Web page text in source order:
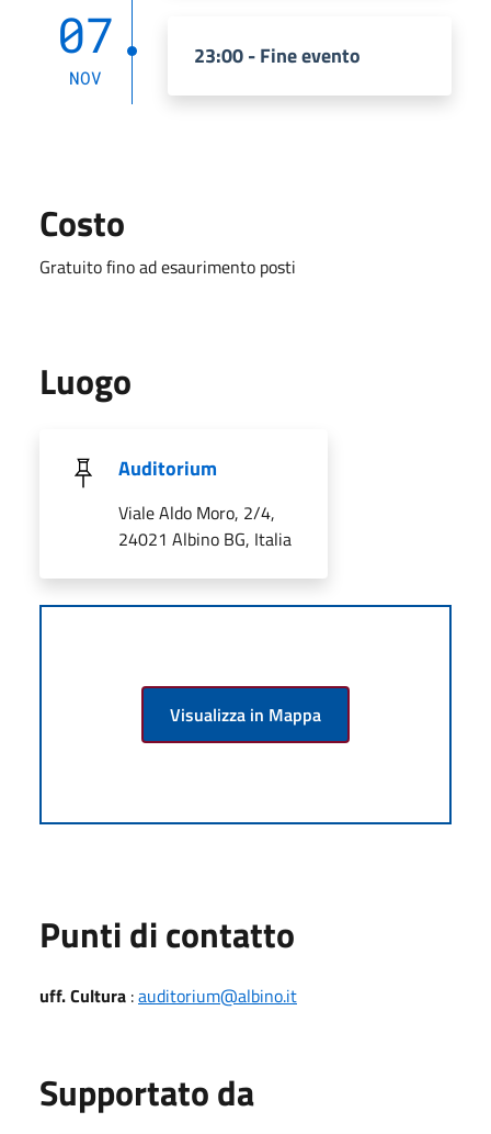
07
NOV
23:00 - Fine evento
Costo
Gratuito fino ad esaurimento posti
Luogo
Auditorium
Viale Aldo Moro, 2/4,
24021 Albino BG, Italia
Visualizza in Mappa
Punti di contatto
uff. Cultura :auditorium@albino.it
Supportato da